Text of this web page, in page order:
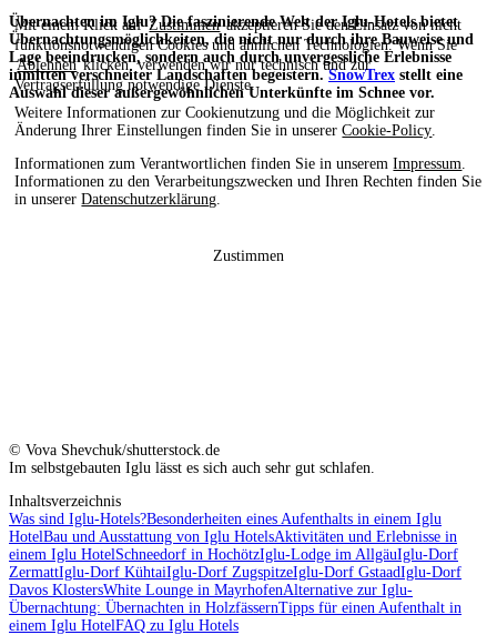
Mit einem Klick aufZustimmenakzeptieren Sie den Einsatz von nicht
funktionsnotwendigen Cookies und ähnlichen Technologien. Wenn Sie
Ablehnenklicken, verwenden wir nur technisch und zur
Vertragserfüllung notwendige Dienste.
Weitere Informationen zur Cookienutzung und die Möglichkeit zur
Änderung Ihrer Einstellungen finden Sie in unsererCookie-Policy
Informationen zum Verantwortlichen finden Sie in unseremImpressum
Informationen zu den Verarbeitungszwecken und Ihren Rechten finden Sie
in unsererDatenschutzerklärung
Zustimmen
Übernachten im Iglu? Die faszinierende Welt der Iglu-Hotels bietet
Übernachtungsmöglichkeiten, die nicht nur durch ihre Bauweise und
Lage beeindrucken, sondern auch durch unvergessliche Erlebnisse
inmitten verschneiter Landschaften begeistern.SnowTrex stellt eine
Auswahl dieser außergewöhnlichen Unterkünfte im Schnee vor.
© Vova Shevchuk/shutterstock.de
Im selbstgebauten Iglu lässt es sich auch sehr gut schlafen.
Inhaltsverzeichnis
Was sind Iglu-Hotels?Besonderheiten eines Aufenthalts in einem Iglu
HotelBau und Ausstattung von Iglu HotelsAktivitäten und Erlebnisse in
einem Iglu Hotel Schneedorf in HochötzIglu-Lodge im AllgäuIglu-Dorf
ZermattIglu-Dorf KühtaiIglu-Dorf ZugspitzeIglu-Dorf GstaadIglu-Dorf
Davos KlostersWhite Lounge in MayrhofenAlternative zur Iglu-
Übernachtung: Übernachten in HolzfässernTipps für einen Aufenthalt in
einem Iglu HotelFAQ zu Iglu Hotels